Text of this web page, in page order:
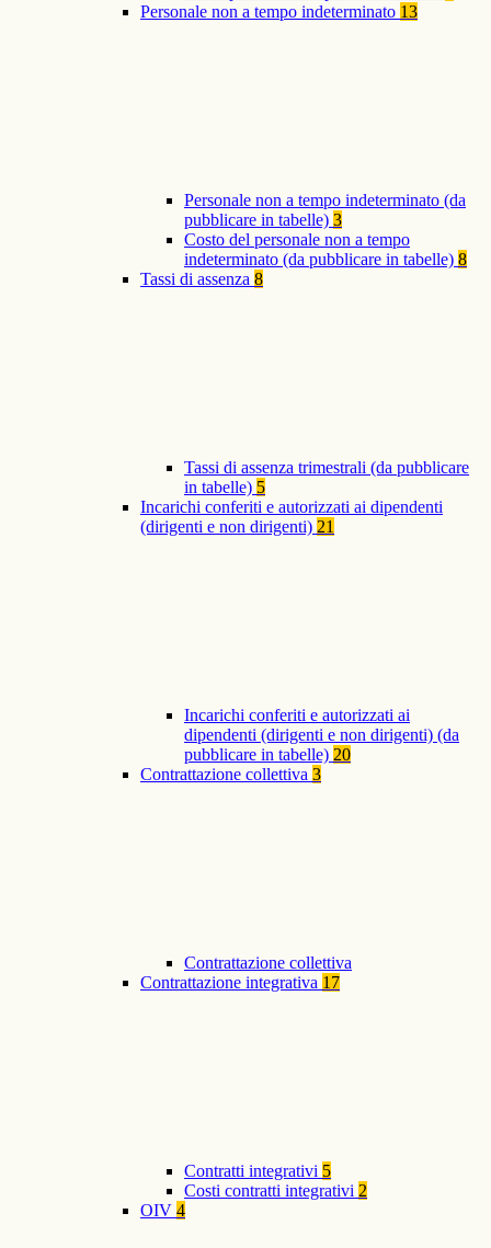
Personale non a tempo indeterminato 13
Personale non a tempo indeterminato (da
pubblicare in tabelle) 3
Costo del personale non a tempo
indeterminato (da pubblicare in tabelle) 8
Tassi di assenza 8
Tassi di assenza trimestrali (da pubblicare
in tabelle) 5
Incarichi conferiti e autorizzati ai dipendenti
(dirigenti e non dirigenti) 21
Incarichi conferiti e autorizzati ai
dipendenti (dirigenti e non dirigenti) (da
pubblicare in tabelle) 20
Contrattazione collettiva 3
Contrattazione collettiva
Contrattazione integrativa 17
Contratti integrativi 5
Costi contratti integrativi 2
OIV 4